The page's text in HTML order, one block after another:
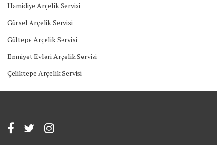
Hamidiye Arçelik Servisi
Gürsel Arçelik Servisi
Gültepe Arçelik Servisi
Emniyet Evleri Arçelik Servisi
Çeliktepe Arçelik Servisi